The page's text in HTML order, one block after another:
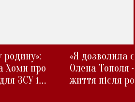
Хоми про
ЗСУ і
«Я дозволила
Олена Тополя
життя після